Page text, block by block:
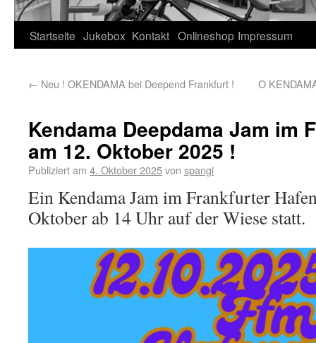
Startseite Jukebox Kontakt Onlineshop Impressum
← Neu ! OKENDAMA bei Deepend Frankfurt ! O
Kendama Deepdama Jam im
am 12. Oktober 2025 !
Publiziert am 4. Oktober 2025von spangi
Ein Kendama Jam im Frankfurter
Oktober ab 14 Uhr auf der Wiese statt.